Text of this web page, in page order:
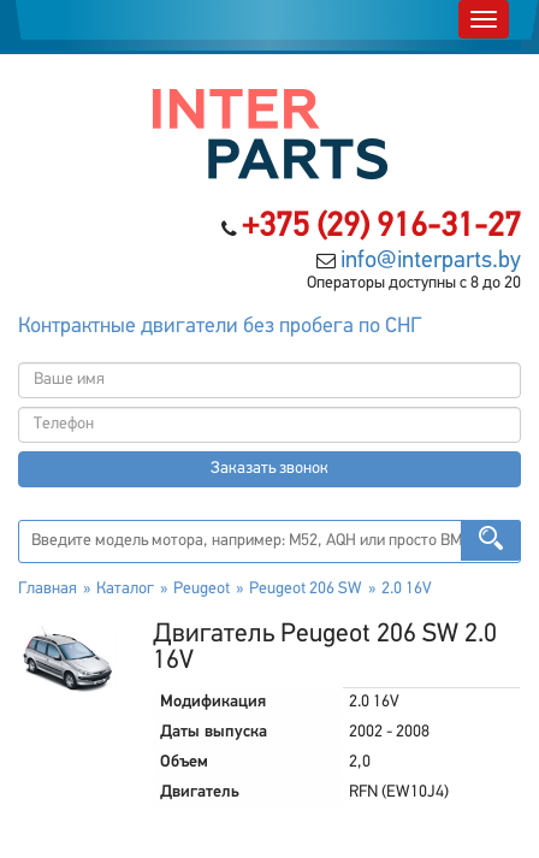
+375 (29) 916-31-27
info@interparts.by
Операторы доступны с 8 до 20
Контрактные двигатели без пробега по СНГ
Заказать звонок
Главная Каталог Peugeot Peugeot 206 SW 2.0 16V
Двигатель Peugeot 206 SW 2.0
16V
Модификация
2.0 16V
Даты выпуска
2002 - 2008
Объем
2,0
Двигатель
RFN (EW10J4)